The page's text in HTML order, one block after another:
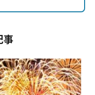
事